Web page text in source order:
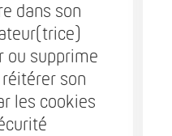
dans son
ou supprime
son
les cookies